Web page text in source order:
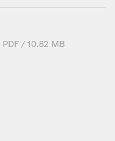
PDF / 10.82 MB